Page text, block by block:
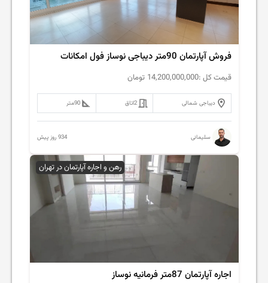
فروش آپارتمان 90متر دیباجی نوساز فول امکانات
قیمت کل :14,200,000,000 تومان
دیباجی شمالی 2اتاق 90متر
سلیمانی 934 روز پیش
رهن و اجاره آپارتمان در تهران
اجاره آپارتمان 87متر فرمانیه نوساز